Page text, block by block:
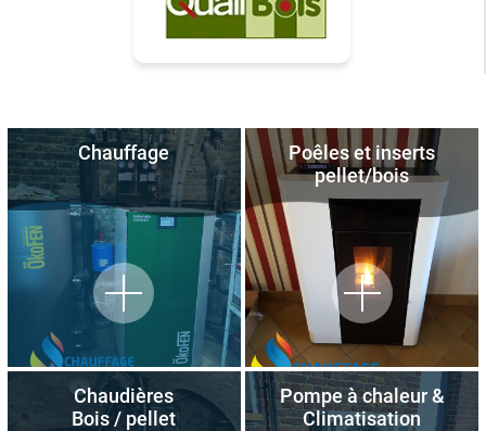
Chauffage
Poêles et inserts
pellet/bois
Chaudières
Bois / pellet
Pompe à chaleur &
Climatisation